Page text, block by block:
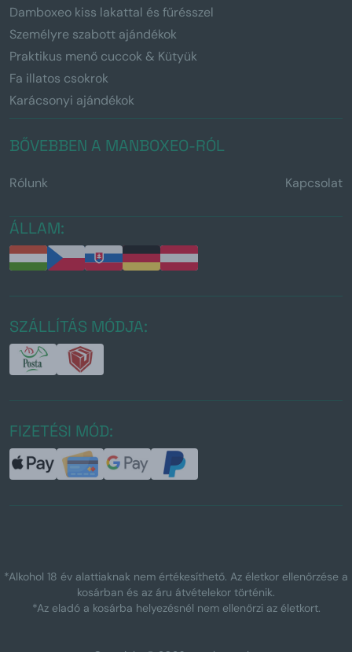
Damboxeo kiss lakattal és fűrésszel
Személyre szabott ajándékok
Praktikus menő cuccok & Kütyük
Fa illatos csokrok
Karácsonyi ajándékok
BŐVEBBEN A MANBOXEO-RÓL
Rólunk Kapcsolat
ÁLLAM:
SZÁLLÍTÁS MÓDJA:
FIZETÉSI MÓD:
*Alkohol 18 év alattiaknak nem értékesíthető. Az életkor ellenőrzése a
kosárban és az áru átvételekor történik.
*Az eladó a kosárba helyezésnél nem ellenőrzi az életkort.